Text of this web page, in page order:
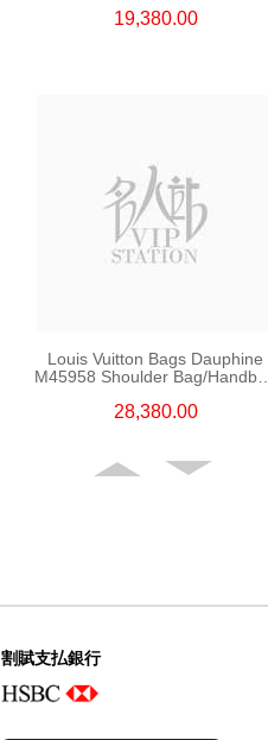
19,380.00
Louis Vuitton Bags Dauphine
M45958 Shoulder Bag/Handbag
28,380.00
割賦支払銀行